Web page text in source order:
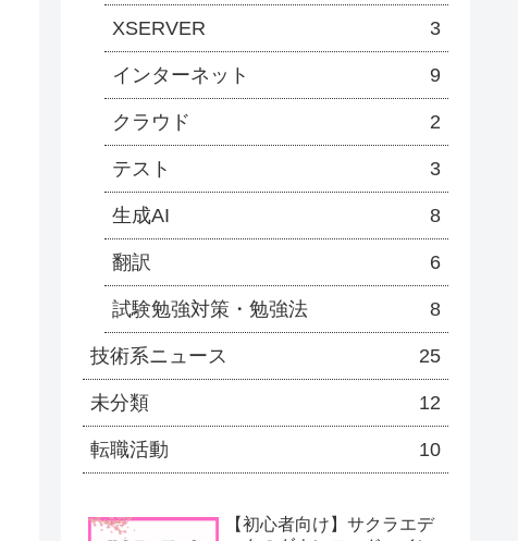
XSERVER 3
インターネット 9
クラウド 2
テスト 3
生成AI 8
翻訳 6
試験勉強対策・勉強法 8
技術系ニュース 25
未分類 12
転職活動 10
【初心者向け】サクラエデ